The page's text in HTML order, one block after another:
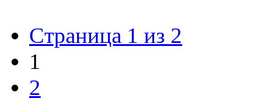
Страница 1 из 2
1
2